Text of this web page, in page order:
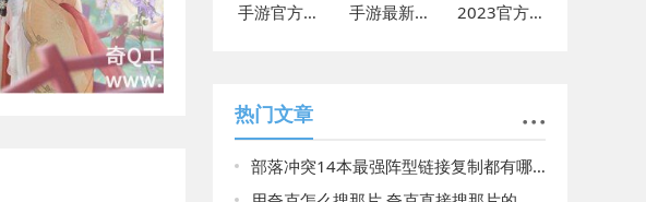
手游官方下
手游最新版
2023官方最
热门文章
部落冲突14本最强阵型链接复制都有哪些 14本最强阵型链接复制2022